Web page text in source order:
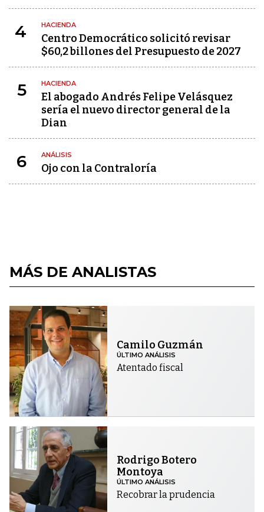
4 HACIENDA
Centro Democrático solicitó revisar
$60,2 billones del Presupuesto de 2027
5 HACIENDA
El abogado Andrés Felipe Velásquez
sería el nuevo director general de la
Dian
6 ANÁLISIS
Ojo con la Contraloría
MÁS DE ANALISTAS
Camilo Guzmán
ÚLTIMO ANÁLISIS
Atentado fiscal
Rodrigo Botero
Montoya
ÚLTIMO ANÁLISIS
Recobrar la prudencia